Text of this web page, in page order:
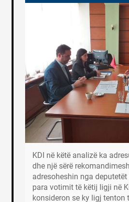
KDI në këtë analizë ka
dhe një sërë
adresoheshin nga
para votimit të këtij ligji në
konsideron se ky ligj tenton